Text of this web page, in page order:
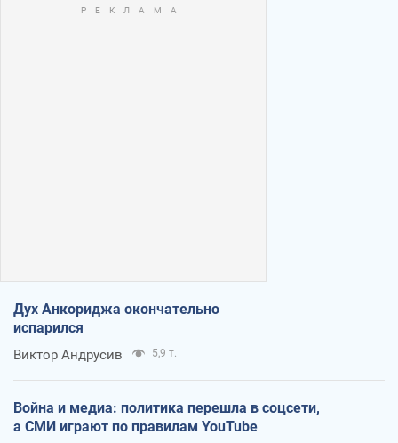
Дух Анкориджа окончательно
испарился
Виктор Андрусив 5,9 т.
Война и медиа: политика перешла в соцсети,
а СМИ играют по правилам YouTube